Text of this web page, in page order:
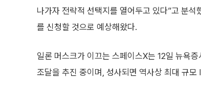
나가자 전략적 선택지를 열어두고 있다”고 분
를 신청할 것으로 예상해왔다.
일론 머스크가 이끄는 스페이스X는 12일 뉴욕
조달을 추진 중이며, 성사되면 역사상 최대 규모